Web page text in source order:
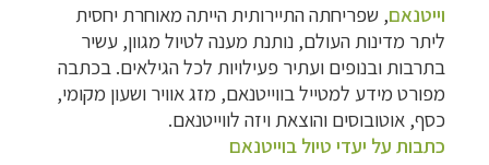
וייטנאם, שפריחתה התיירותית הייתה מאוחרת יחסית
ליתר מדינות העולם, נותנת מענה לטיול מגוון, עשיר
בתרבות ובנופים ועתיר פעילויות לכל הגילאים. בכתבה
מפורט מידע למטייל בווייטנאם, מזג אוויר ושעון מקומי,
כסף, אוטובוסים והוצאת ויזה לווייטנאם.
כתבות על יעדי טיול בוייטנאם